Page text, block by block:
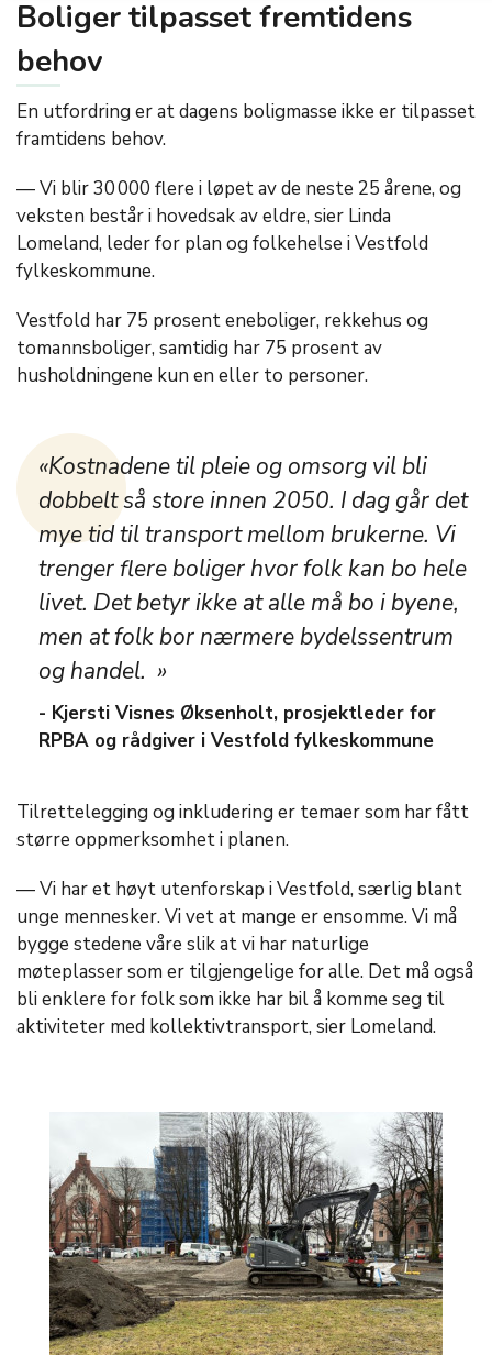
Boliger tilpasset fremtidens
behov
En utfordring er at dagens boligmasse ikke er tilpasset
framtidens behov.
— Vi blir 30 000 flere i løpet av de neste 25 årene, og
veksten består i hovedsak av eldre, sier Linda
Lomeland, leder for plan og folkehelse i Vestfold
fylkeskommune.
Vestfold har 75 prosent eneboliger, rekkehus og
tomannsboliger, samtidig har 75 prosent av
husholdningene kun en eller to personer.
«Kostnadene til pleie og omsorg vil bli
dobbelt så store innen 2050. I dag går det
mye tid til transport mellom brukerne. Vi
trenger flere boliger hvor folk kan bo hele
livet. Det betyr ikke at alle må bo i byene,
men at folk bor nærmere bydelssentrum
og handel. »
- Kjersti Visnes Øksenholt, prosjektleder for
RPBA og rådgiver i Vestfold fylkeskommune
Tilrettelegging og inkludering er temaer som har fått
større oppmerksomhet i planen.
— Vi har et høyt utenforskap i Vestfold, særlig blant
unge mennesker. Vi vet at mange er ensomme. Vi må
bygge stedene våre slik at vi har naturlige
møteplasser som er tilgjengelige for alle. Det må også
bli enklere for folk som ikke har bil å komme seg til
aktiviteter med kollektivtransport, sier Lomeland.